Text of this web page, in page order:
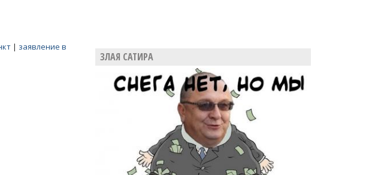
| заявление в
ЗЛАЯ САТИРА